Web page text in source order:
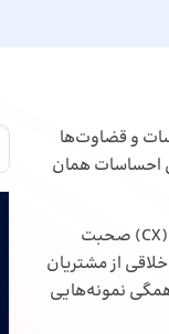
و قضاوت‌ها
احساسات همان
تجربه مشتری قلب رابطه بین یک کسب‌وکار و مشتریانش است. معمولا زمانی که مردم در مورد تجربه مشتری (CX) صحبت
از مشتریان
همگی نمونه‌هایی